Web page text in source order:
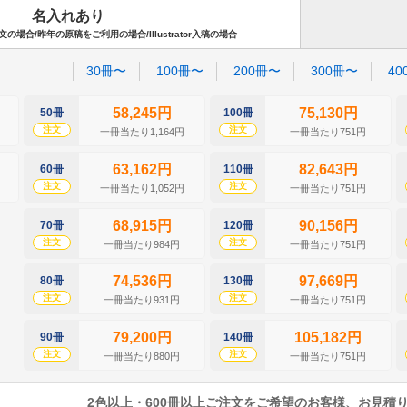
名入れあり
の場合/昨年の原稿をご利用の場合/Illustrator入稿の場合
30冊〜 100冊〜 200冊〜 300冊〜
50冊
注文
58,245円
一冊当たり1,164円
60冊
注文
63,162円
一冊当たり1,052円
70冊
注文
68,915円
一冊当たり984円
80冊
注文
74,536円
一冊当たり931円
90冊
注文
79,200円
一冊当たり880円
100冊
注文
75,130円
一冊当たり751円
110冊
注文
82,643円
一冊当たり751円
120冊
注文
90,156円
一冊当たり751円
130冊
注文
97,669円
一冊当たり751円
140冊
注文
105,182円
一冊当たり751円
2色以上・600冊以上ご注文をご希望のお客様、お見積